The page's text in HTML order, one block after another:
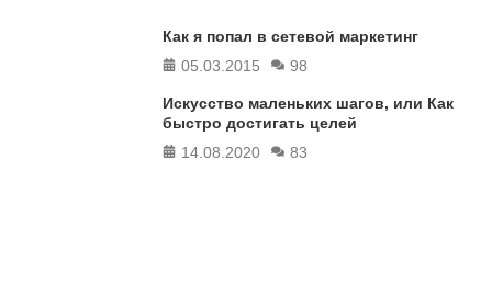
Как я попал в сетевой маркетинг
05.03.2015
98
Искусство маленьких шагов, или Как
быстро достигать целей
14.08.2020
83